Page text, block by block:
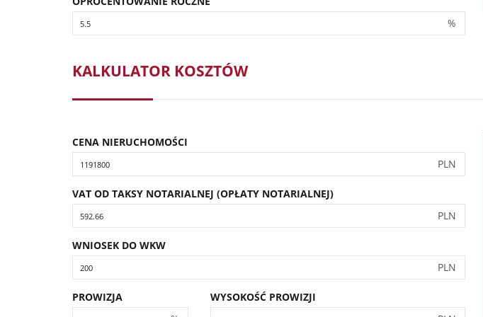
%
KALKULATOR KOSZTÓW
CENA NIERUCHOMOŚCI
PLN
VAT OD TAKSY NOTARIALNEJ (OPŁATY NOTARIALNEJ)
PLN
WNIOSEK DO WKW
PLN
PROWIZJA
WYSOKOŚĆ PROWIZJI